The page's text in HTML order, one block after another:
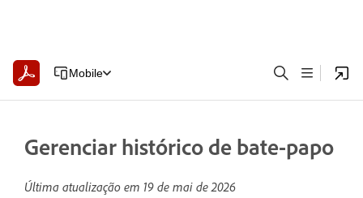
Mobile
Gerenciar histórico de bate-papo
Última atualização em 19 de mai de 2026